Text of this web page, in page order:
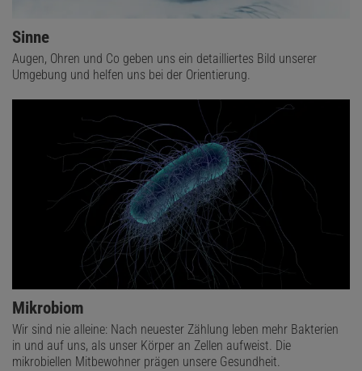
Sinne
Augen, Ohren und Co geben uns ein detailliertes Bild unserer
Umgebung und helfen uns bei der Orientierung.
Mikrobiom
Wir sind nie alleine: Nach neuester Zählung leben mehr Bakterien
in und auf uns, als unser Körper an Zellen aufweist. Die
mikrobiellen Mitbewohner prägen unsere Gesundheit.